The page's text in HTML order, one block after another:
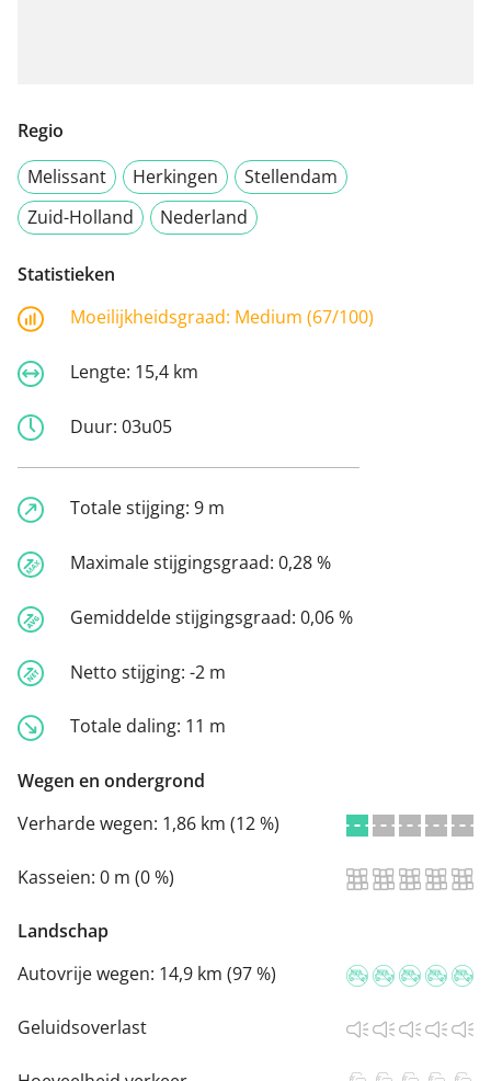
Regio
Melissant
Herkingen
Stellendam
Zuid-Holland
Nederland
Statistieken
Moeilijkheidsgraad: Medium (67/100)
Lengte: 15,4 km
Duur: 03u05
Totale stijging: 9 m
Maximale stijgingsgraad: 0,28 %
Gemiddelde stijgingsgraad: 0,06 %
Netto stijging: -2 m
Totale daling: 11 m
Wegen en ondergrond
Verharde wegen: 1,86 km (12 %)
Kasseien: 0 m (0 %)
Landschap
Autovrije wegen: 14,9 km (97 %)
Geluidsoverlast